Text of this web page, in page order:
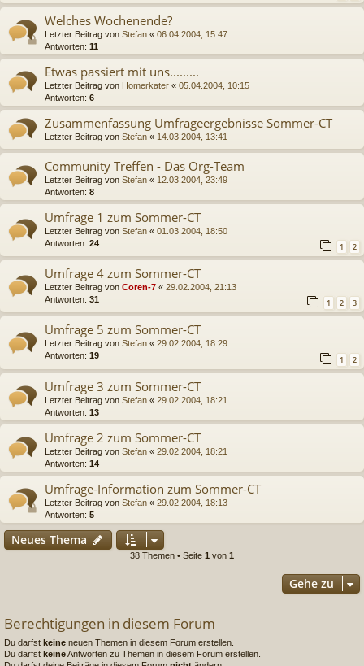
Welches Wochenende?
Letzter Beitrag von Stefan « 06.04.2004, 15:47
Antworten: 11
Etwas passiert mit uns.........
Letzter Beitrag von Homerkater « 05.04.2004, 10:15
Antworten: 6
Zusammenfassung Umfrageergebnisse Sommer-CT
Letzter Beitrag von Stefan « 14.03.2004, 13:41
Community Treffen - Das Org-Team
Letzter Beitrag von Stefan « 12.03.2004, 23:49
Antworten: 8
Umfrage 1 zum Sommer-CT
Letzter Beitrag von Stefan « 01.03.2004, 18:50
Antworten: 24 1 2
Umfrage 4 zum Sommer-CT
Letzter Beitrag von Coren-7 « 29.02.2004, 21:13
Antworten: 31 1 2 3
Umfrage 5 zum Sommer-CT
Letzter Beitrag von Stefan « 29.02.2004, 18:29
Antworten: 19 1 2
Umfrage 3 zum Sommer-CT
Letzter Beitrag von Stefan « 29.02.2004, 18:21
Antworten: 13
Umfrage 2 zum Sommer-CT
Letzter Beitrag von Stefan « 29.02.2004, 18:21
Antworten: 14
Umfrage-Information zum Sommer-CT
Letzter Beitrag von Stefan « 29.02.2004, 18:13
Antworten: 5
Neues Thema
38 Themen • Seite 1 von 1
Gehe zu
Berechtigungen in diesem Forum
Du darfst keine neuen Themen in diesem Forum erstellen.
Du darfst keineAntworten zu Themen in diesem Forum erstellen.